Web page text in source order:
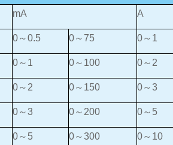
mA A
0～0.5 0～75 0～1
0～1 0～100 0～2
0～2 0～150 0～3
0～3 0～200 0～5
0～5 0～300 0～10